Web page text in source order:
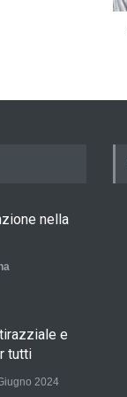
nella
e
tutti
2024